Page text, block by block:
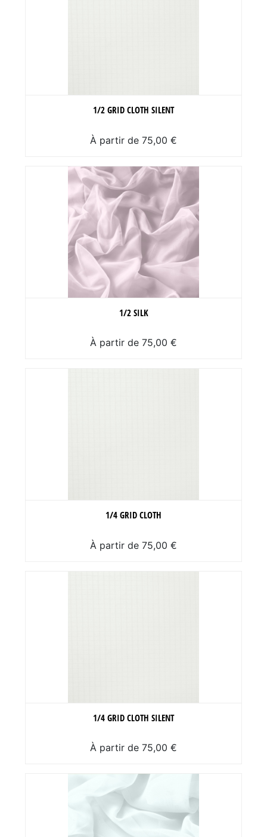
1/2 GRID CLOTH SILENT
À partir de 75,00 €
1/2 SILK
À partir de 75,00 €
1/4 GRID CLOTH
À partir de 75,00 €
1/4 GRID CLOTH SILENT
À partir de 75,00 €